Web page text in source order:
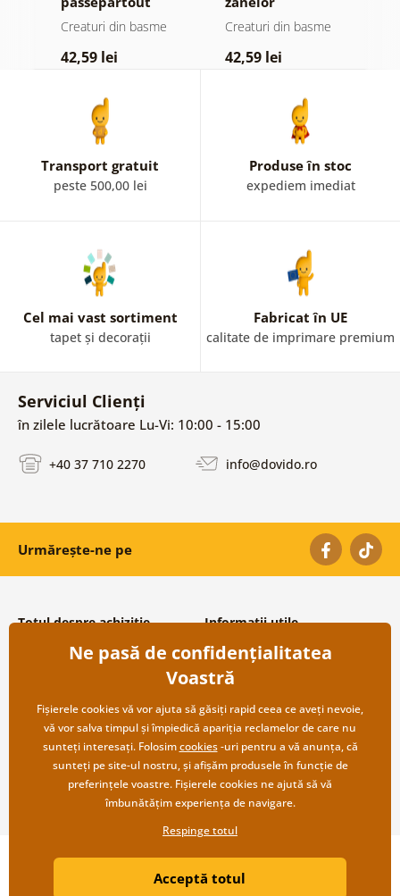
imperiul zânelor
Creaturi din basme
42,59 lei
Creaturi din basme
42,59 lei
Transport gratuit
peste 500,00 lei
Produse în stoc
expediem imediat
Cel mai vast sortiment
tapet și decorații
Fabricat în UE
calitate de imprimare premium
Serviciul Clienți
în zilele lucrătoare Lu-Vi: 10:00 - 15:00
+40 37 710 2270 info@dovido.ro
Urmărește-ne pe
Totul despre achiziție
Condiții și termeni generali
Protecția datelor personale
Transport și modalități de plată
Returnare
Informații utile
Despre noi
Întrebări frecvente
Contacte
Cooperare angro
Copyright ©2019 © Dovido.ro.
Litvanyi.sk| Magazinul online a fost creat de
Ne pasă de confidențialitatea
Voastră
Fișierele cookies vă vor ajuta să găsiți rapid ceea ce aveți nevoie,
vă vor salva timpul și împiedică apariția reclamelor de care nu
sunteți interesați. Folosimcookies-uri pentru a vă anunța, că
sunteți pe site-ul nostru, și afișăm produsele în funcție de
preferințele voastre. Fișierele cookies ne ajută să vă
îmbunătățim experiența de navigare.
Respinge totul
Acceptă totul